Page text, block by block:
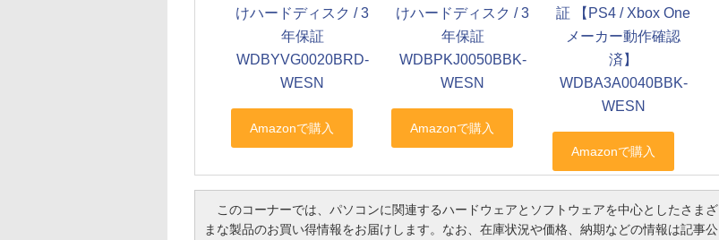
けハードディスク / 3
年保証
WDBYVG0020BRD-
WESN
けハードディスク / 3
年保証
WDBPKJ0050BBK-
WESN
証 【PS4 / Xbox One
メーカー動作確認
済】
WDBA3A0040BBK-
WESN
このコーナーでは、パソコンに関連するハードウェアとソフトウェアを中心としたさまざ
まな製品のお買い得情報をお届けします。なお、在庫状況や価格、納期などの情報は記事公